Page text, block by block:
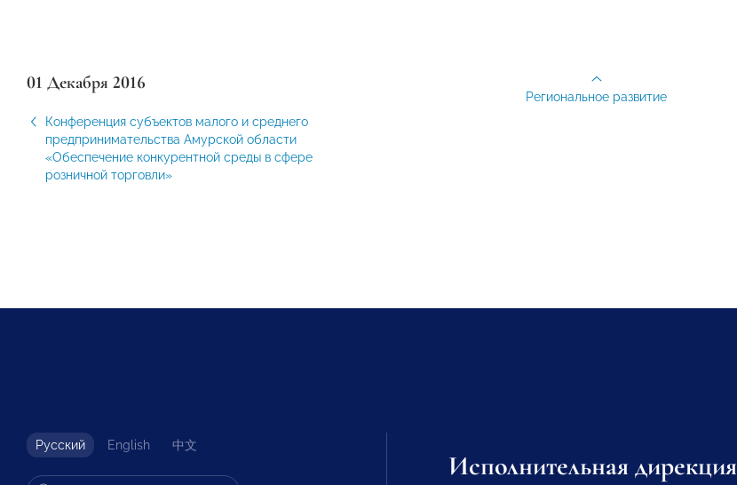
01 Декабря 2016
Конференция субъектов малого и среднего
предпринимательства Амурской области
«Обеспечение конкурентной среды в сфере
розничной торговли»
Региональное развитие
Русский English 中文
Исполнительная дирекция